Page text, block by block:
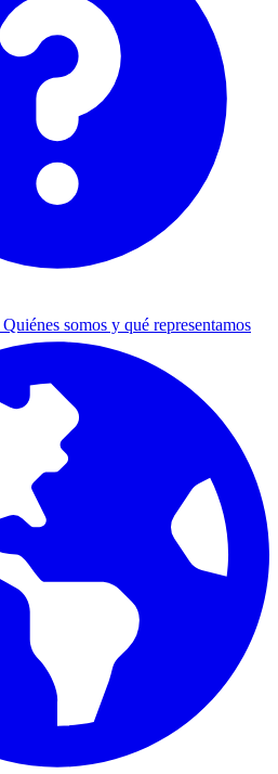
Quiénes somos y qué representamos